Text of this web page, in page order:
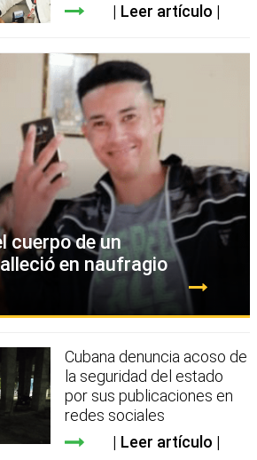
Leer artículo
cuerpo de un
en naufragio
Cubana denuncia acoso de
la seguridad del estado
por sus publicaciones en
redes sociales
Leer artículo